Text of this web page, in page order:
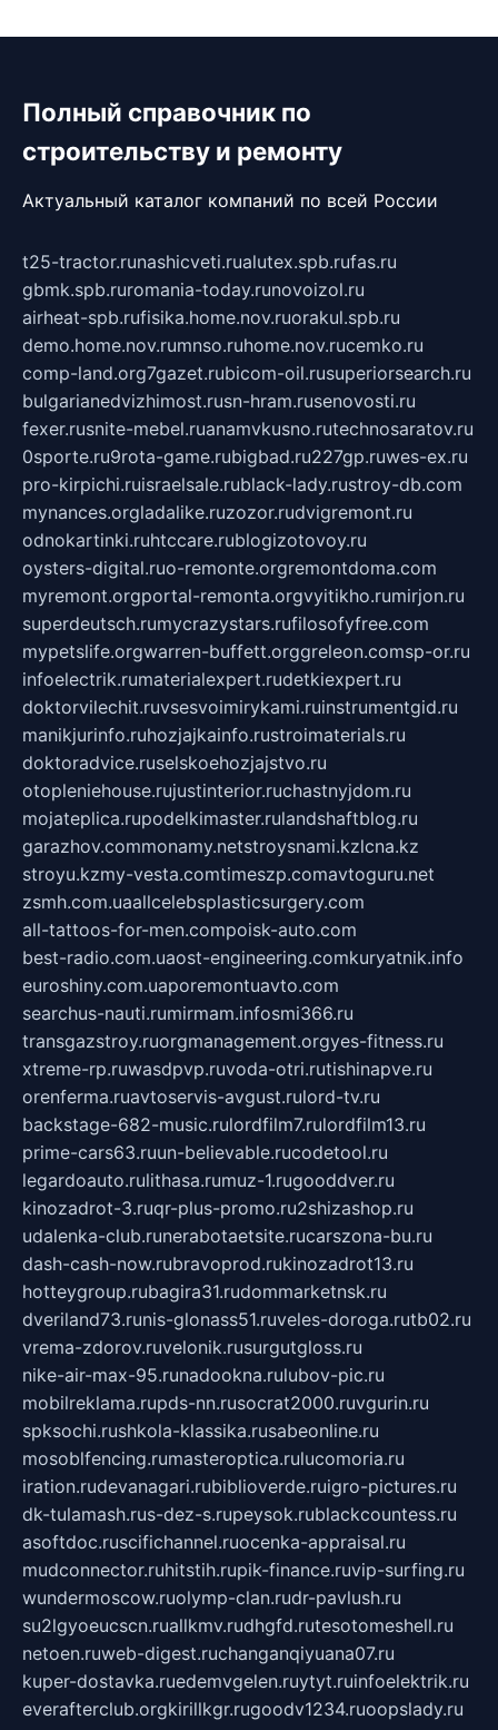
Полный справочник по
строительству и ремонту
Актуальный каталог компаний по всей России
t25-tractor.runashicveti.rualutex.spb.rufas.ru
gbmk.spb.ruromania-today.runovoizol.ru
airheat-spb.rufisika.home.nov.ruorakul.spb.ru
demo.home.nov.rumnso.ruhome.nov.rucemko.ru
comp-land.org7gazet.rubicom-oil.rusuperiorsearch.ru
bulgarianedvizhimost.rusn-hram.rusenovosti.ru
fexer.rusnite-mebel.ruanamvkusno.rutechnosaratov.ru
0sporte.ru9rota-game.rubigbad.ru227gp.ruwes-ex.ru
pro-kirpichi.ruisraelsale.rublack-lady.rustroy-db.com
mynances.orgladalike.ruzozor.rudvigremont.ru
odnokartinki.ruhtccare.rublogizotovoy.ru
oysters-digital.ruo-remonte.orgremontdoma.com
myremont.orgportal-remonta.orgvyitikho.rumirjon.ru
superdeutsch.rumycrazystars.rufilosofyfree.com
mypetslife.orgwarren-buffett.orggreleon.comsp-or.ru
infoelectrik.rumaterialexpert.rudetkiexpert.ru
doktorvilechit.ruvsesvoimirykami.ruinstrumentgid.ru
manikjurinfo.ruhozjajkainfo.rustroimaterials.ru
doktoradvice.ruselskoehozjajstvo.ru
otopleniehouse.rujustinterior.ruchastnyjdom.ru
mojateplica.rupodelkimaster.rulandshaftblog.ru
garazhov.commonamy.netstroysnami.kzlcna.kz
stroyu.kzmy-vesta.comtimeszp.comavtoguru.net
zsmh.com.uaallcelebsplasticsurgery.com
all-tattoos-for-men.compoisk-auto.com
best-radio.com.uaost-engineering.comkuryatnik.info
euroshiny.com.uaporemontuavto.com
searchus-nauti.rumirmam.infosmi366.ru
transgazstroy.ruorgmanagement.orgyes-fitness.ru
xtreme-rp.ruwasdpvp.ruvoda-otri.rutishinapve.ru
orenferma.ruavtoservis-avgust.rulord-tv.ru
backstage-682-music.rulordfilm7.rulordfilm13.ru
prime-cars63.ruun-believable.rucodetool.ru
legardoauto.rulithasa.rumuz-1.rugooddver.ru
kinozadrot-3.ruqr-plus-promo.ru2shizashop.ru
udalenka-club.runerabotaetsite.rucarszona-bu.ru
dash-cash-now.rubravoprod.rukinozadrot13.ru
hotteygroup.rubagira31.rudommarketnsk.ru
dveriland73.runis-glonass51.ruveles-doroga.rutb02.ru
vrema-zdorov.ruvelonik.rusurgutgloss.ru
nike-air-max-95.runadookna.rulubov-pic.ru
mobilreklama.rupds-nn.rusocrat2000.ruvgurin.ru
spksochi.rushkola-klassika.rusabeonline.ru
mosoblfencing.rumasteroptica.rulucomoria.ru
iration.rudevanagari.rubiblioverde.ruigro-pictures.ru
dk-tulamash.rus-dez-s.rupeysok.rublackcountess.ru
asoftdoc.ruscifichannel.ruocenka-appraisal.ru
mudconnector.ruhitstih.rupik-finance.ruvip-surfing.ru
wundermoscow.ruolymp-clan.rudr-pavlush.ru
su2lgyoeucscn.ruallkmv.rudhgfd.rutesotomeshell.ru
netoen.ruweb-digest.ruchanganqiyuana07.ru
kuper-dostavka.ruedemvgelen.ruytyt.ruinfoelektrik.ru
everafterclub.orgkirillkgr.rugoodv1234.ruoopslady.ru